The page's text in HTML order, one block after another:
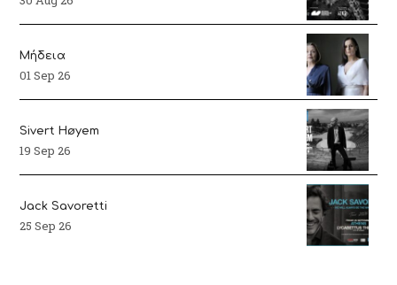
Μήδεια
01 Sep 26
Sivert Høyem
19 Sep 26
Jack Savoretti
25 Sep 26